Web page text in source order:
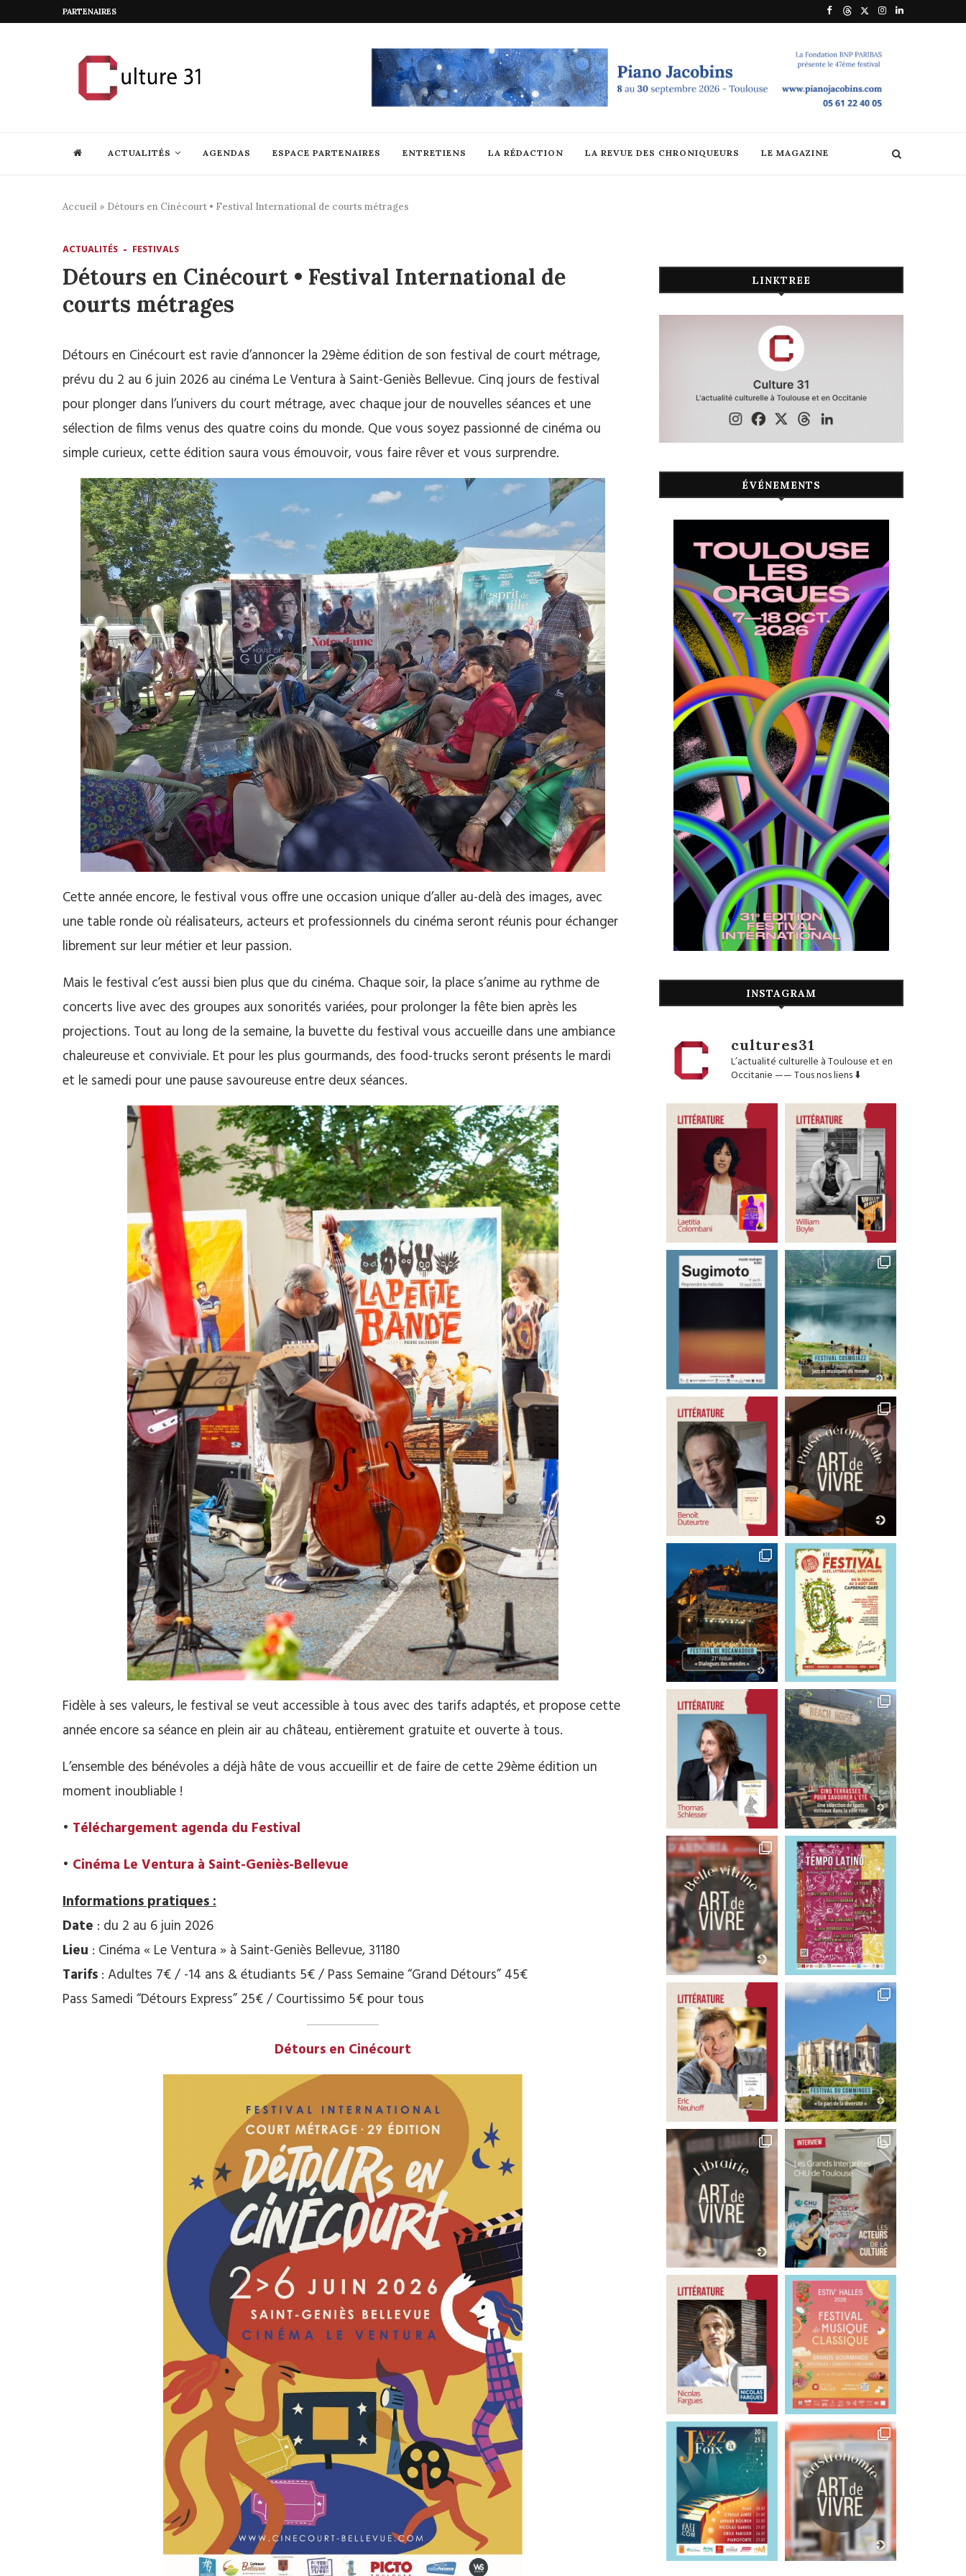
PARTENAIRES
ACTUALITÉS AGENDAS ESPACE PARTENAIRES ENTRETIENS LA RÉDACTION LA REVUE DES CHRONIQUEURS LE MAGAZINE
Accueil » Détours en Cinécourt • Festival International de courts métrages
ACTUALITÉS FESTIVALS
Détours en Cinécourt • Festival International de
courts métrages
Détours en Cinécourt est ravie d’annoncer la 29ème édition de son festival de court métrage,
prévu du 2 au 6 juin 2026 au cinéma Le Ventura à Saint-Geniès Bellevue. Cinq jours de festival
pour plonger dans l’univers du court métrage, avec chaque jour de nouvelles séances et une
sélection de films venus des quatre coins du monde. Que vous soyez passionné de cinéma ou
simple curieux, cette édition saura vous émouvoir, vous faire rêver et vous surprendre.
Cette année encore, le festival vous offre une occasion unique d’aller au-delà des images, avec
une table ronde où réalisateurs, acteurs et professionnels du cinéma seront réunis pour échanger
librement sur leur métier et leur passion.
Mais le festival c’est aussi bien plus que du cinéma. Chaque soir, la place s’anime au rythme de
concerts live avec des groupes aux sonorités variées, pour prolonger la fête bien après les
projections. Tout au long de la semaine, la buvette du festival vous accueille dans une ambiance
chaleureuse et conviviale. Et pour les plus gourmands, des food-trucks seront présents le mardi
et le samedi pour une pause savoureuse entre deux séances.
Fidèle à ses valeurs, le festival se veut accessible à tous avec des tarifs adaptés, et propose cette
année encore sa séance en plein air au château, entièrement gratuite et ouverte à tous.
L’ensemble des bénévoles a déjà hâte de vous accueillir et de faire de cette 29ème édition un
moment inoubliable !
• Téléchargement agenda du Festival
• Cinéma Le Ventura à Saint-Geniès-Bellevue
Informations pratiques :
Date : du 2 au 6 juin 2026
Lieu : Cinéma « Le Ventura » à Saint-Geniès Bellevue, 31180
Tarifs : Adultes 7€ / -14 ans & étudiants 5€ / Pass Semaine “Grand Détours” 45€
Pass Samedi “Détours Express” 25€ / Courtissimo 5€ pour tous
Détours en Cinécourt
LINKTREE
ÉVÉNEMENTS
INSTAGRAM
cultures31
L’actualité culturelle à Toulouse et en
Occitanie——Tous nos liens ⬇️